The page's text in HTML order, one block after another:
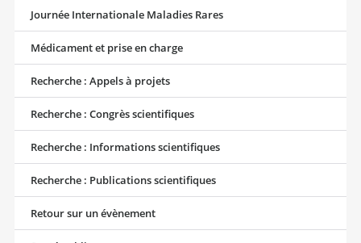
Journée Internationale Maladies Rares
Médicament et prise en charge
Recherche : Appels à projets
Recherche : Congrès scientifiques
Recherche : Informations scientifiques
Recherche : Publications scientifiques
Retour sur un évènement